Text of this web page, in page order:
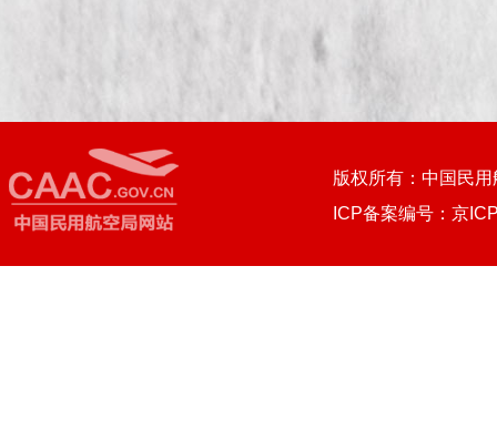
版权所有：中国民用
ICP备案编号：京